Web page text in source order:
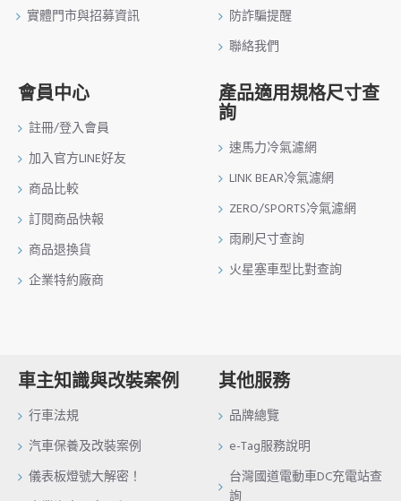
實體門市與招募資訊
防詐騙提醒
聯絡我們
會員中心
註冊/登入會員
加入官方LINE好友
商品比較
訂閱商品快報
商品退換貨
企業特約廠商
產品適用規格尺寸查
詢
速馬力冷氣濾網
LINK BEAR冷氣濾網
ZERO/SPORTS冷氣濾網
雨刷尺寸查詢
火星塞車型比對查詢
車主知識與改裝案例
行車法規
汽車保養及改裝案例
儀表板燈號大解密！
其他服務
品牌總覽
e-Tag服務說明
台灣國道電動車DC充電站查
詢